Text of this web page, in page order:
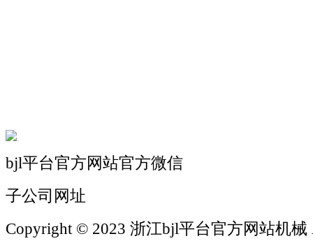
bjl平台官方网站官方微信
子公司网址
Copyright © 2023 浙江bjl平台官方网站机械